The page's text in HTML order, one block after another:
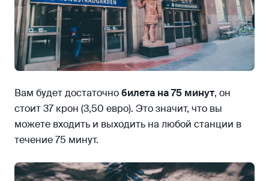
Вам будет достаточнобилета на 75 минут, он
стоит 37 крон (3,50 евро). Это значит, что вы
можете входить и выходить на любой станции в
течение 75 минут.